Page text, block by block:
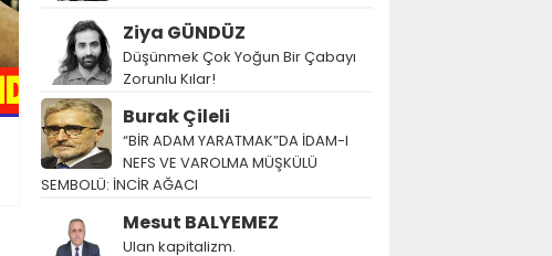
Ziya GÜNDÜZ
Düşünmek Çok Yoğun Bir Çabayı
Zorunlu Kılar!
Burak Çileli
“BİR ADAM YARATMAK”DA İDAM-I
NEFS VE VAROLMA MÜŞKÜLÜ
SEMBOLÜ: İNCİR AĞACI
Mesut BALYEMEZ
Ulan kapitalizm.